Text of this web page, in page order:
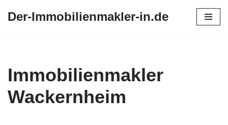
Der-Immobilienmakler-in.de
Immobilienmakler
Wackernheim